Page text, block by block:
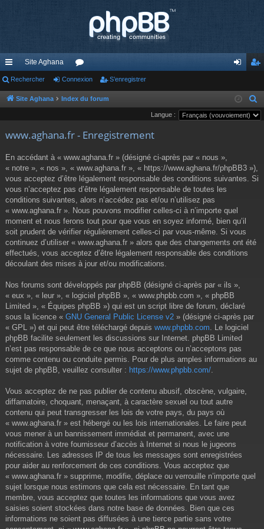
cc
ès
pi
Site Aghana
or
u ne
xi
nr
eg
r
Rechercher Connexion S’enregistrer
Site Aghana Index du forum
e
Langue :
www.aghana.fr - Enregistrement
En accédant à « www.aghana.fr » (désigné ci-après par « nous »,
« notre », « nos », « www.aghana.fr », « https://www.aghana.fr/phpBB3 »),
vous acceptez d’être légalement responsable des conditions suivantes. Si
vous n’acceptez pas d’être légalement responsable de toutes les
conditions suivantes, alors n’accédez pas et/ou n’utilisez pas
« www.aghana.fr ». Nous pouvons modifier celles-ci à n’importe quel
moment et nous ferons tout pour que vous en soyez informé, bien qu’il
soit prudent de vérifier régulièrement celles-ci par vous-même. Si vous
continuez d’utiliser « www.aghana.fr » alors que des changements ont été
effectués, vous acceptez d’être légalement responsable des conditions
découlant des mises à jour et/ou modifications.
Nos forums sont développés par phpBB (désigné ci-après par « ils »,
« eux », « leur », « logiciel phpBB », « www.phpbb.com », « phpBB
Limited », « Équipes phpBB ») qui est un script libre de forum, déclaré
sous la licence « GNU General Public License v2 » (désigné ci-après par
« GPL ») et qui peut être téléchargé depuis www.phpbb.com . Le logiciel
phpBB facilite seulement les discussions sur Internet. phpBB Limited
n’est pas responsable de ce que nous acceptons ou n’acceptons pas
comme contenu ou conduite permis. Pour de plus amples informations au
sujet de phpBB, veuillez consulter : https://www.phpbb.com/
Vous acceptez de ne pas publier de contenu abusif, obscène, vulgaire,
diffamatoire, choquant, menaçant, à caractère sexuel ou tout autre
contenu qui peut transgresser les lois de votre pays, du pays où
« www.aghana.fr » est hébergé ou les lois internationales. Le faire peut
vous mener à un bannissement immédiat et permanent, avec une
notification à votre fournisseur d’accès à Internet si nous le jugeons
nécessaire. Les adresses IP de tous les messages sont enregistrées
pour aider au renforcement de ces conditions. Vous acceptez que
« www.aghana.fr » supprime, modifie, déplace ou verrouille n’importe quel
sujet lorsque nous estimons que cela est nécessaire. En tant que
membre, vous acceptez que toutes les informations que vous avez
saisies soient stockées dans notre base de données. Bien que ces
informations ne soient pas diffusées à une tierce partie sans votre